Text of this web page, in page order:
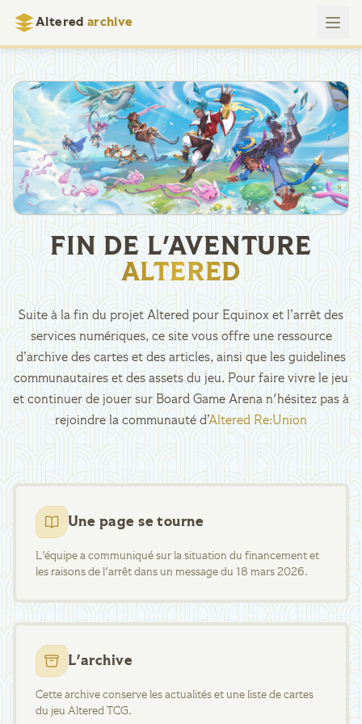
Altered archive
FIN DE L'AVENTURE
ALTERED
Suite à la fin du projet Altered pour Equinox et l’arrêt des
services numériques, ce site vous offre une ressource
d’archive des cartes et des articles, ainsi que les guidelines
communautaires et des assets du jeu. Pour faire vivre le jeu
et continuer de jouer sur Board Game Arena n'hésitez pas à
rejoindre la communauté d’Altered Re:Union
Une page se tourne
L'équipe a communiqué sur la situation du financement et
les raisons de l'arrêt dans un message du 18 mars 2026.
L'archive
Cette archive conserve les actualités et une liste de cartes
du jeu Altered TCG.